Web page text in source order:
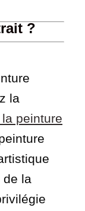
?
la
peinture
de la